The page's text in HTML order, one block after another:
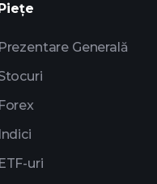
Prezentare Generală
Forex
Indici
ETF-uri